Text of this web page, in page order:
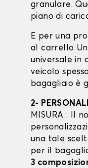
granulare.
piano di
E per una
al carrello
universale in
veicolo
bagagliaio è
2-
MISURA : Il
una tale
per il
3